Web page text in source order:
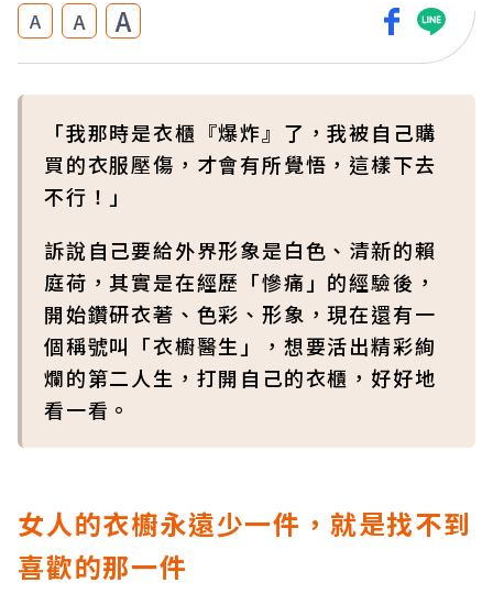
A A A
「我那時是衣櫃『爆炸』了，我被自己購
買的衣服壓傷，才會有所覺悟，這樣下去
不行！」
訴說自己要給外界形象是白色、清新的賴
庭荷，其實是在經歷「慘痛」的經驗後，
開始鑽研衣著、色彩、形象，現在還有一
個稱號叫「衣櫥醫生」，想要活出精彩絢
爛的第二人生，打開自己的衣櫃，好好地
看一看。
女人的衣櫥永遠少一件，就是找不到
喜歡的那一件